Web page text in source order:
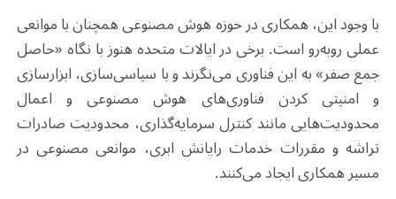
با وجود این، همکاری در حوزه هوش مصنوعی همچنان با موانعی
عملی روبه‌رو است. برخی در ایالات متحده هنوز با نگاه «حاصل
جمع صفر» به این فناوری می‌نگرند و با سیاسی‌سازی، ابزارسازی
و امنیتی کردن فناوری‌های هوش مصنوعی و اعمال
محدودیت‌هایی مانند کنترل سرمایه‌گذاری، محدودیت صادرات
تراشه و مقررات خدمات رایانش ابری، موانعی مصنوعی در
مسیر همکاری ایجاد می‌کنند.